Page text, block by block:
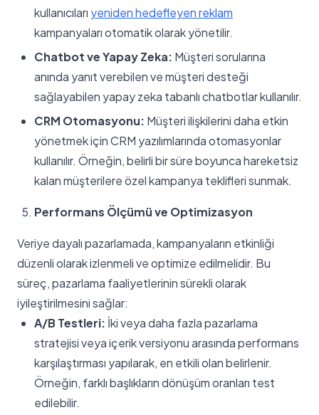
kullanıcıları yeniden hedefleyen reklam
kampanyaları otomatik olarak yönetilir.
Chatbot ve Yapay Zeka: Müşteri sorularına
anında yanıt verebilen ve müşteri desteği
sağlayabilen yapay zeka tabanlı chatbotlar kullanılır.
CRM Otomasyonu: Müşteri ilişkilerini daha etkin
yönetmek için CRM yazılımlarında otomasyonlar
kullanılır. Örneğin, belirli bir süre boyunca hareketsiz
kalan müşterilere özel kampanya teklifleri sunmak.
Performans Ölçümü ve Optimizasyon
Veriye dayalı pazarlamada, kampanyaların etkinliği
düzenli olarak izlenmeli ve optimize edilmelidir. Bu
süreç, pazarlama faaliyetlerinin sürekli olarak
iyileştirilmesini sağlar:
A/B Testleri: İki veya daha fazla pazarlama
stratejisi veya içerik versiyonu arasında performans
karşılaştırması yapılarak, en etkili olan belirlenir.
Örneğin, farklı başlıkların dönüşüm oranları test
edilebilir.